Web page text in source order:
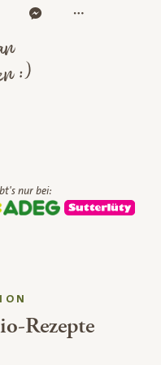
:)
nur bei:
Rezepte